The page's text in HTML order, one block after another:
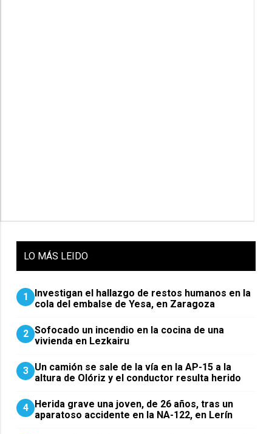
LO MÁS LEIDO
1
Investigan el hallazgo de restos humanos en la
cola del embalse de Yesa, en Zaragoza
2 Sofocado un incendio en la cocina de una
vivienda en Lezkairu
3 Un camión se sale de la vía en la AP-15 a la
altura de Olóriz y el conductor resulta herido
4 Herida grave una joven, de 26 años, tras un
aparatoso accidente en la NA-122, en Lerín